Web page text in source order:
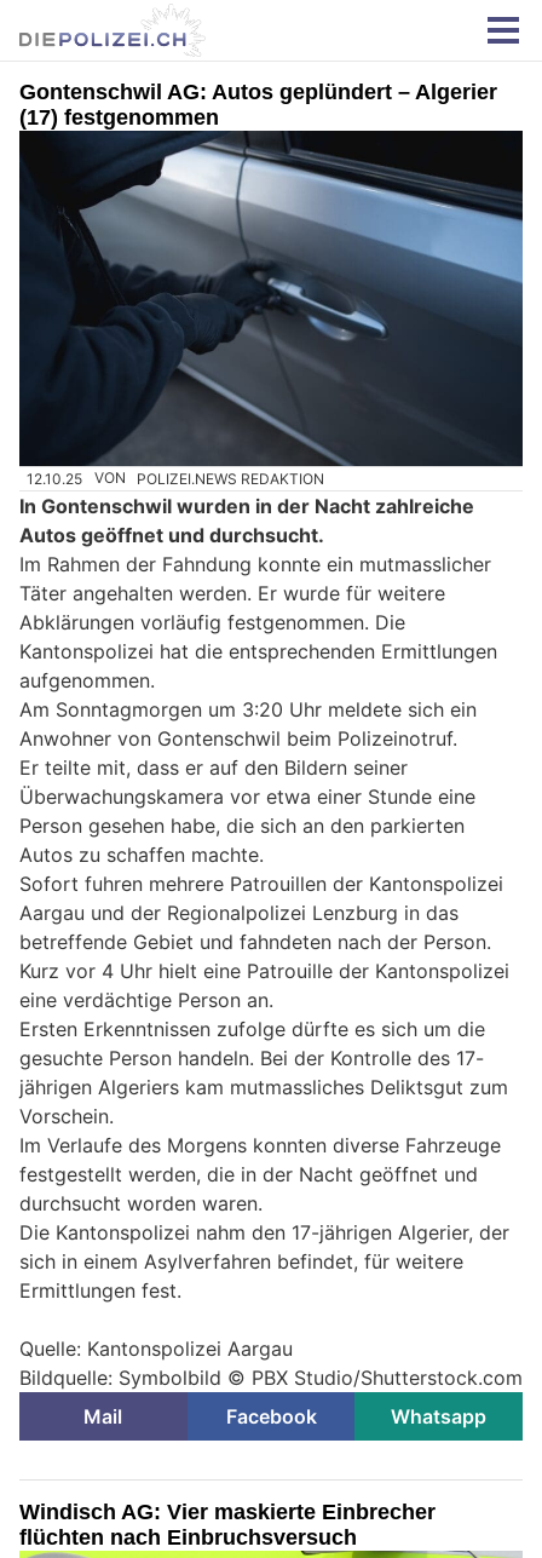
Gontenschwil AG: Autos geplündert – Algerier
(17) festgenommen
12.10.25 VON POLIZEI.NEWS REDAKTION
In Gontenschwil wurden in der Nacht zahlreiche
Autos geöffnet und durchsucht.
Im Rahmen der Fahndung konnte ein mutmasslicher
Täter angehalten werden. Er wurde für weitere
Abklärungen vorläufig festgenommen. Die
Kantonspolizei hat die entsprechenden Ermittlungen
aufgenommen.
Am Sonntagmorgen um 3:20 Uhr meldete sich ein
Anwohner von Gontenschwil beim Polizeinotruf.
Er teilte mit, dass er auf den Bildern seiner
Überwachungskamera vor etwa einer Stunde eine
Person gesehen habe, die sich an den parkierten
Autos zu schaffen machte.
Sofort fuhren mehrere Patrouillen der Kantonspolizei
Aargau und der Regionalpolizei Lenzburg in das
betreffende Gebiet und fahndeten nach der Person.
Kurz vor 4 Uhr hielt eine Patrouille der Kantonspolizei
eine verdächtige Person an.
Ersten Erkenntnissen zufolge dürfte es sich um die
gesuchte Person handeln. Bei der Kontrolle des 17-
jährigen Algeriers kam mutmassliches Deliktsgut zum
Vorschein.
Im Verlaufe des Morgens konnten diverse Fahrzeuge
festgestellt werden, die in der Nacht geöffnet und
durchsucht worden waren.
Die Kantonspolizei nahm den 17-jährigen Algerier, der
sich in einem Asylverfahren befindet, für weitere
Ermittlungen fest.
Quelle: Kantonspolizei Aargau
Bildquelle: Symbolbild © PBX Studio/Shutterstock.com
Mail
Facebook Whatsapp
Windisch AG: Vier maskierte Einbrecher
flüchten nach Einbruchsversuch